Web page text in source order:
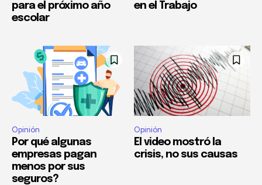
para el próximo año
escolar
en el Trabajo
Opinión
Por qué algunas
empresas pagan
menos por sus
seguros?
Opinión
El video mostró la
crisis, no sus causas